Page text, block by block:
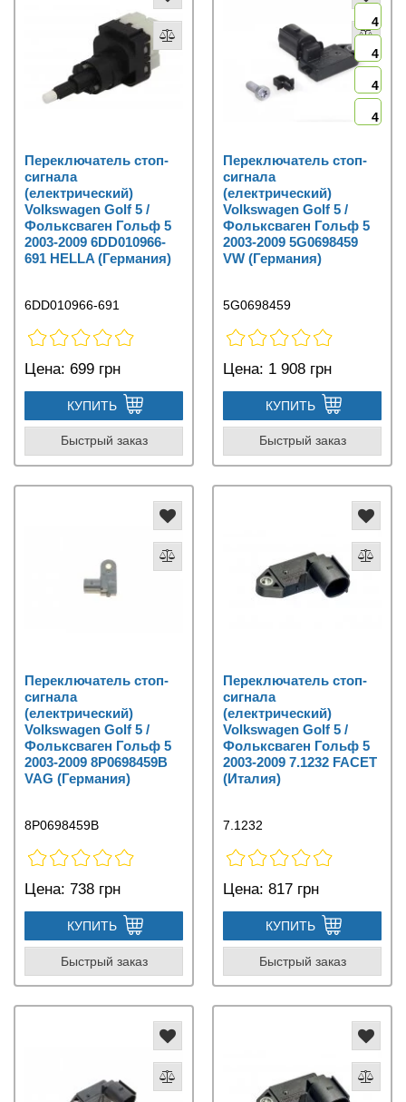
Переключатель стоп-
сигнала
(електрический)
Volkswagen Golf 5 /
Фольксваген Гольф 5
2003-2009 6DD010966-
691 HELLA (Германия)
6DD010966-691
Цена: 699 грн
КУПИТЬ
Быстрый заказ
4
4
4
4
Переключатель стоп-
сигнала
(електрический)
Volkswagen Golf 5 /
Фольксваген Гольф 5
2003-2009 5G0698459
VW (Германия)
5G0698459
Цена: 1 908 грн
КУПИТЬ
Быстрый заказ
Переключатель стоп-
сигнала
(електрический)
Volkswagen Golf 5 /
Фольксваген Гольф 5
2003-2009 8P0698459B
VAG (Германия)
8P0698459B
Цена: 738 грн
КУПИТЬ
Быстрый заказ
Переключатель стоп-
сигнала
(електрический)
Volkswagen Golf 5 /
Фольксваген Гольф 5
2003-2009 7.1232 FACET
(Италия)
7.1232
Цена: 817 грн
КУПИТЬ
Быстрый заказ